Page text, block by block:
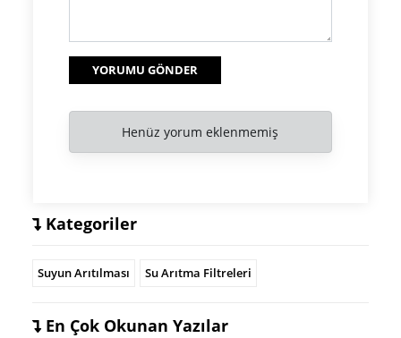
YORUMU GÖNDER
Henüz yorum eklenmemiş
Kategoriler
Suyun Arıtılması Su Arıtma Filtreleri
En Çok Okunan Yazılar